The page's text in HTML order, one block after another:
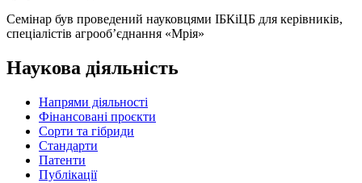
Семінар був проведений науковцями ІБКіЦБ для керівників,
спеціалістів агрооб’єднання «Мрія»
Наукова діяльність
Напрями діяльності
Фінансовані проєкти
Сорти та гібриди
Стандарти
Патенти
Публікації